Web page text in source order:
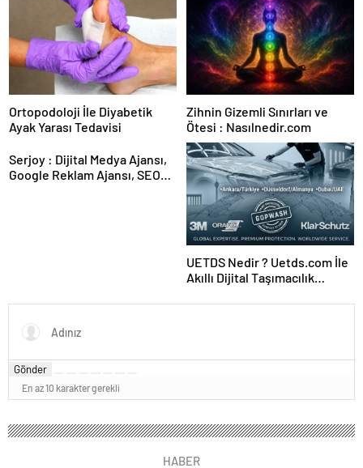
Ortopodoloji İle Diyabetik
Ayak Yarası Tedavisi
Zihnin Gizemli Sınırları ve
Ötesi : Nasılnedir.com
Serjoy : Dijital Medya Ajansı,
Google Reklam Ajansı, SEO
UETDS Nedir ? Uetds.com İle
Akıllı Dijital Taşımacılık
Gönder
En az 10 karakter gerekli
HABER